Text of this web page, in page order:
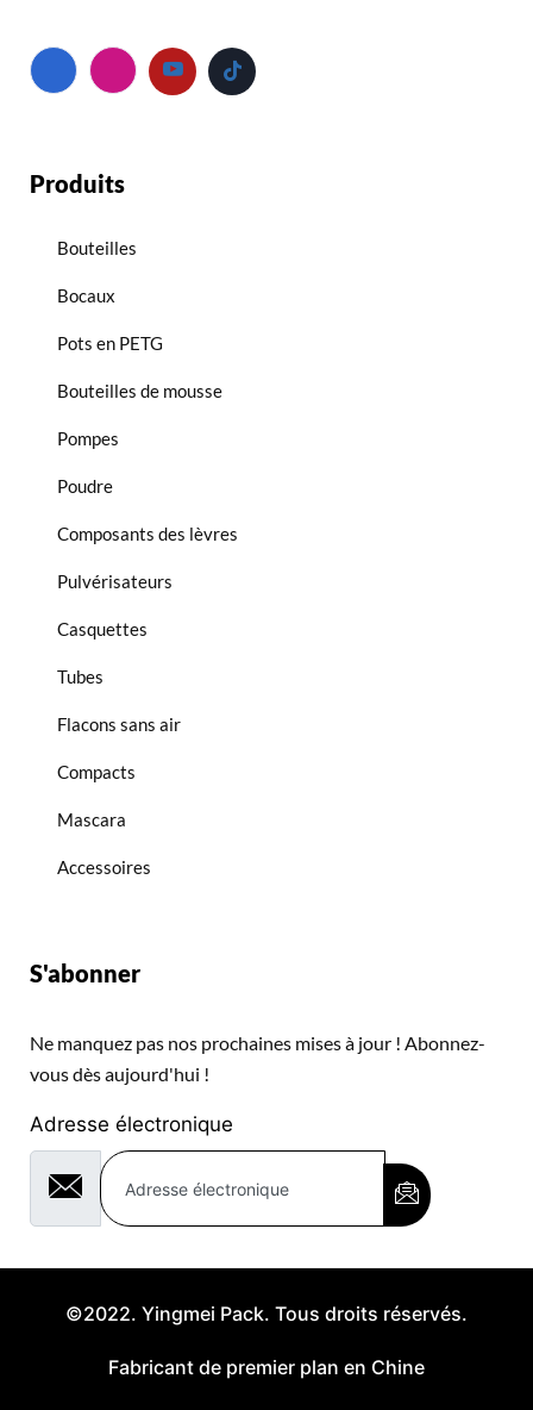
Produits
Bouteilles
Bocaux
Pots en PETG
Bouteilles de mousse
Pompes
Poudre
Composants des lèvres
Pulvérisateurs
Casquettes
Tubes
Flacons sans air
Compacts
Mascara
Accessoires
S'abonner
Ne manquez pas nos prochaines mises à jour ! Abonnez-
vous dès aujourd'hui !
Adresse électronique
©2022. Yingmei Pack. Tous droits réservés.
Fabricant de premier plan en Chine